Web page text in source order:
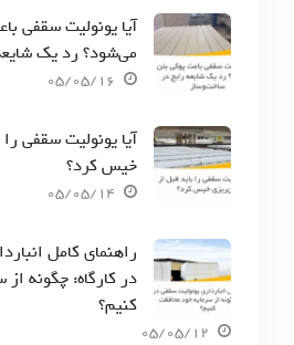
آیا یونولیت سقفی
می‌شود؟ رد یک
05/05/16
آیا یونولیت سقفی
خیس کرد؟
05/05/14
راهنمای کامل
در کارگاه: چگونه
کنیم؟
05/05/12